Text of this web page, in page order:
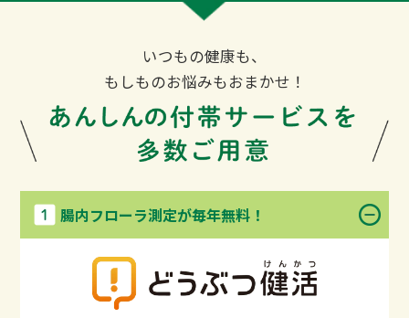
いつもの健康も、
もしものお悩みもおまかせ！
腸内フローラ測定が毎年無料！